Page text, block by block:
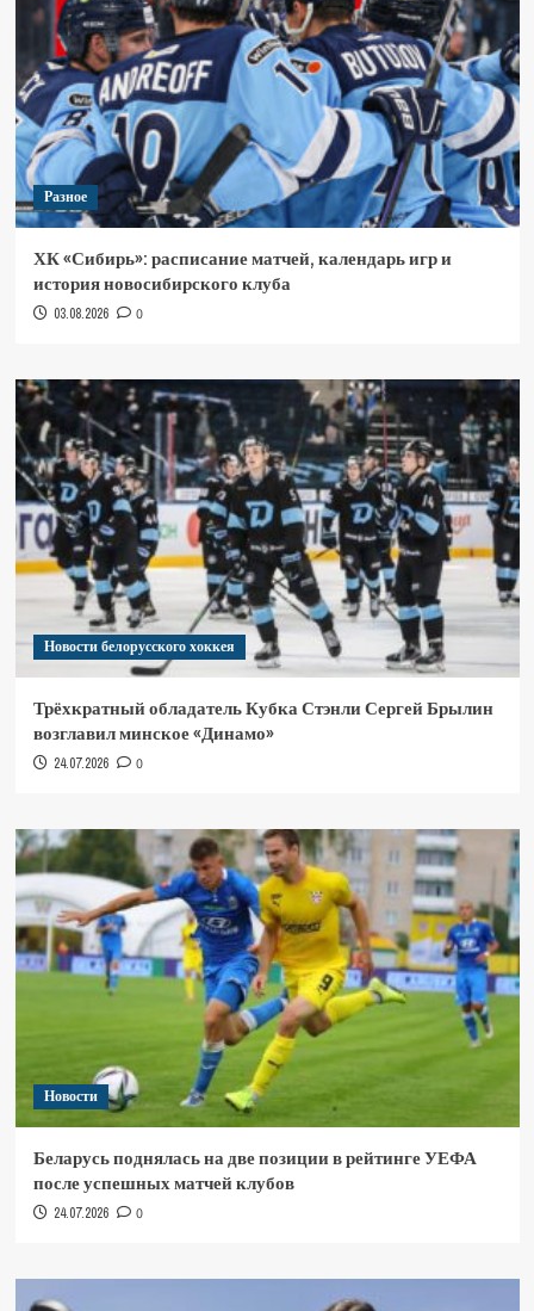
Разное
ХК «Сибирь»: расписание матчей, календарь игр и
история новосибирского клуба
03.08.2026 0
Новости белорусского хоккея
Трёхкратный обладатель Кубка Стэнли Сергей Брылин
возглавил минское «Динамо»
24.07.2026 0
Новости
Беларусь поднялась на две позиции в рейтинге УЕФА
после успешных матчей клубов
24.07.2026 0